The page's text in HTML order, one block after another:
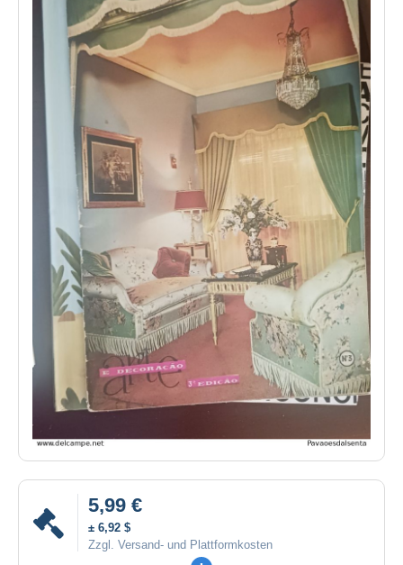
5,99 €
± 6,92 $
Zzgl. Versand- und Plattformkosten